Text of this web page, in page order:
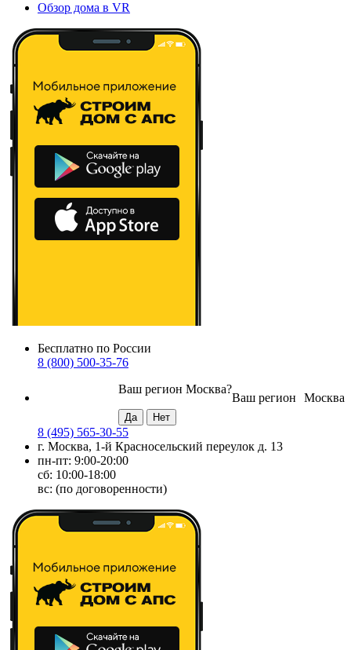
Обзор дома в VR
Бесплатно по России
8 (800) 500-35-76
Москва
Ваш регион
Ваш регион Москва?
8 (495) 565-30-55
г. Москва, 1-й Красносельский переулок д. 13
пн-пт: 9:00-20:00
сб: 10:00-18:00
вс: (по договоренности)